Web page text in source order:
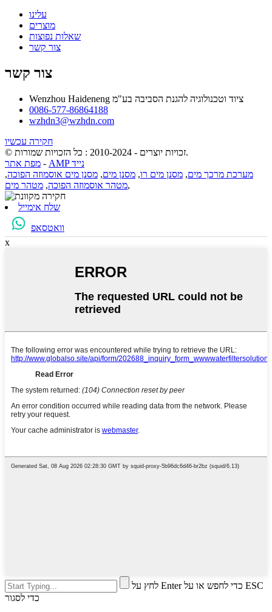
עלינו
מוצרים
שאלות נפוצות
צור קשר
צור קשר
Wenzhou Haideneng ציוד וטכנולוגיה להגנת הסביבה בע"מ
0086-577-86864188
wzhdn3@wzhdn.com
חקירה עכשיו
© זכויות יוצרים - 2010-2024 : כל הזכויות שמורות.
מפת אתר -
AMP נייד
מערכת מרכך מים, מסנן מים רו, מסנן מים, מסנן מים אוסמוזה הפוכה,
מטהר אוסמוזה הפוכה, מטהר מים ,
שלח אימייל
וואטסאפ
x
לחץ על Enter כדי לחפש או על ESC
כדי לסגור